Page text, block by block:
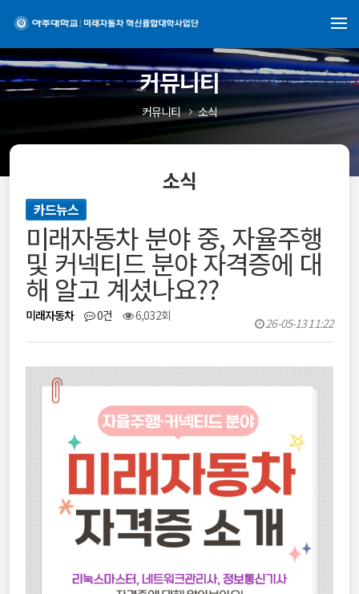
커뮤니티
커뮤니티 소식
소식
카드뉴스
미래자동차 분야 중, 자율주행
및 커넥티드 분야 자격증에 대
해 알고 계셨나요??
미래자동차 0건 6,032회 26-05-13 11:22